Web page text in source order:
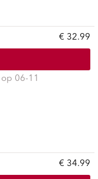
€ 32.99
06-11
€ 34.99